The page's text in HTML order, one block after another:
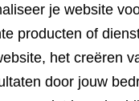
je website
producten of
het creëren
door jouw